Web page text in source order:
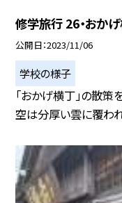
修学旅行 26・おか
公開日 2023/11/06
学校の様子
「おかげ横丁」の散策
空は分厚い雲に覆わ